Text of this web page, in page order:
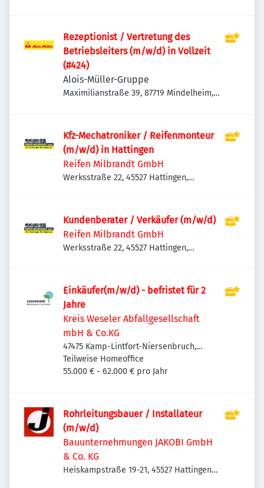
Rezeptionist / Vertretung des
Betriebsleiters (m/w/d) in Vollzeit
(#424)
Alois-Müller-Gruppe
Maximilianstraße 39, 87719 Mindelheim,
Kfz-Mechatroniker / Reifenmonteur
(m/w/d) in Hattingen
Reifen Milbrandt GmbH
Werksstraße 22, 45527 Hattingen,
Kundenberater / Verkäufer (m/w/d)
Reifen Milbrandt GmbH
Werksstraße 22, 45527 Hattingen,
Einkäufer(m/w/d) - befristet für 2
Jahre
Kreis Weseler Abfallgesellschaft
mbH & Co.KG
47475 Kamp-Lintfort-Niersenbruch,
Deutschland
Teilweise Homeoffice
55.000 € - 62.000 € pro Jahr
Rohrleitungsbauer / Installateur
(m/w/d)
Bauunternehmungen JAKOBI GmbH
& Co. KG
Heiskampstraße 19-21, 45527 Hattingen-